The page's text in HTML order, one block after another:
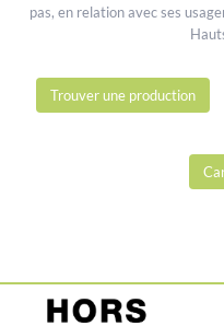
pas, en relation avec ses
Trouver une production